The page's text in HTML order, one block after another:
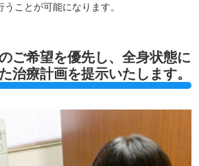
ことが可能になります。
ご希望を優先し、全身状態に
治療計画を提示いたします。